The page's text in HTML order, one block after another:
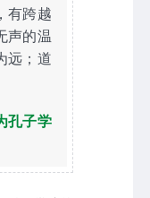
有跨越
声的温
远；道
孔子学